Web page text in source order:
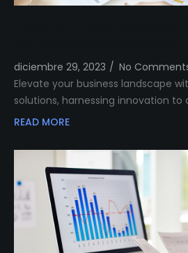
diciembre 29, 2023 / No
Elevate your business landscape
solutions, harnessing innovation to
READ MORE